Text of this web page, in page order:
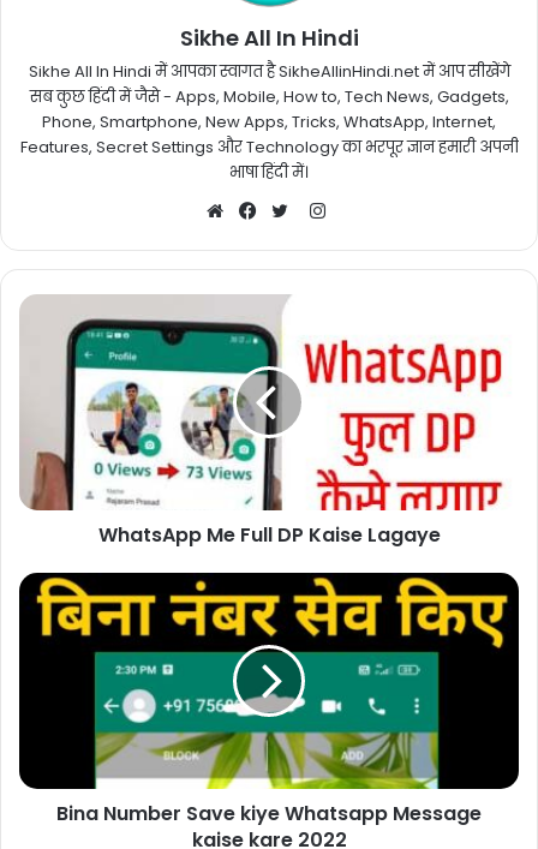
Sikhe All In Hindi
Sikhe All In Hindi में आपका स्वागत है SikheAllinHindi.net में आप सीखेंगे
सब कुछ हिंदी में जैसे - Apps, Mobile, How to, Tech News, Gadgets,
Phone, Smartphone, New Apps, Tricks, WhatsApp, Internet,
Features, Secret Settings और Technology का भरपूर ज्ञान हमारी अपनी
भाषा हिंदी में।
Instagram
WhatsApp Me Full DP Kaise Lagaye
Bina Number Save kiye Whatsapp Message
kaise kare 2022